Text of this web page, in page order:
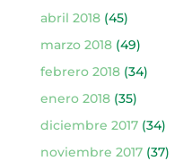
abril 2018(45)
marzo 2018(49)
febrero 2018(34)
enero 2018(35)
diciembre 2017(34)
noviembre 2017(37)